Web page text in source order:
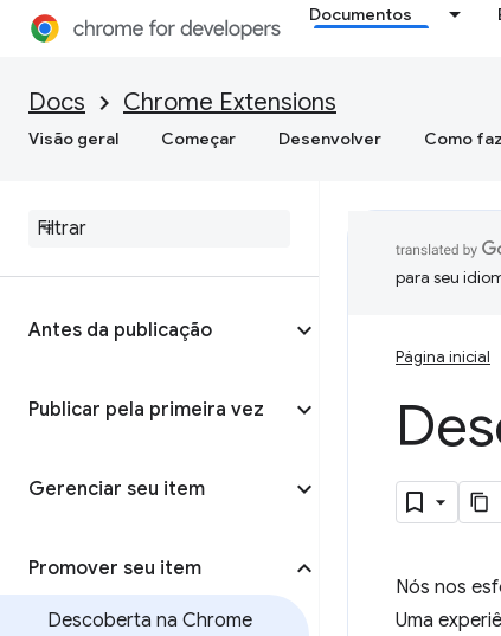
Documentos
Docs Chrome Extensions
Visão geral Começar Desenvolver Como
Antes da publicação
Publicar pela primeira vez
Gerenciar seu item
Promover seu item
Descoberta na Chrome
para seu
Página inicial
Nós nos
Uma